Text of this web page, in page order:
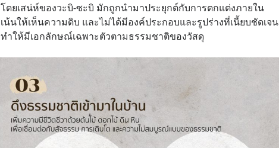
โดยเสน่ห์ของวะบิ-ซะบิ มักถูกนำมาประยุกต์กับการตกแต่งภายใน
เน้นให้เห็นความดิบ และไม่ได้มีองค์ประกอบและรูปร่างที่เนี้ยบชัดเจน
ทำให้มีเอกลักษณ์เฉพาะตัวตามธรรมชาติของวัสดุ